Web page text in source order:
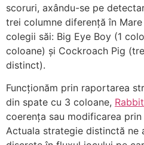
scoruri, axându-se pe
trei columne diferență în
colegii săi: Big Eye Boy (1
coloane) și Cockroach Pig
distinct).
Funcționăm prin raportarea
din spate cu 3 coloane,
coerența sau modificarea
Actuala strategie distinctă ne